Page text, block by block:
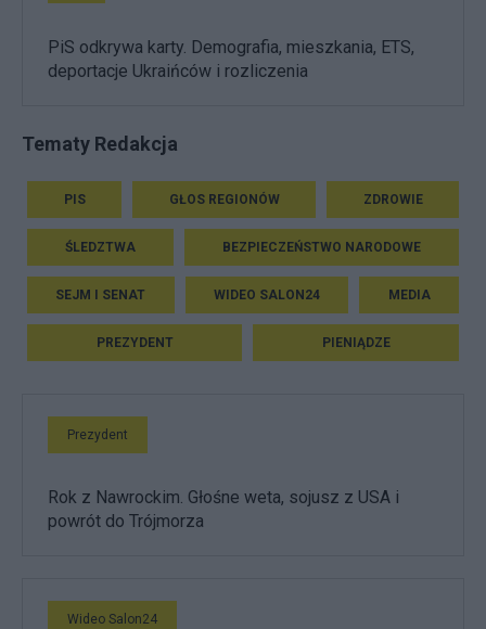
PiS odkrywa karty. Demografia, mieszkania, ETS,
deportacje Ukraińców i rozliczenia
Tematy Redakcja
PIS GŁOS REGIONÓW ZDROWIE
ŚLEDZTWA BEZPIECZEŃSTWO NARODOWE
SEJM I SENAT WIDEO SALON24 MEDIA
PREZYDENT PIENIĄDZE
Prezydent
Rok z Nawrockim. Głośne weta, sojusz z USA i
powrót do Trójmorza
Wideo Salon24